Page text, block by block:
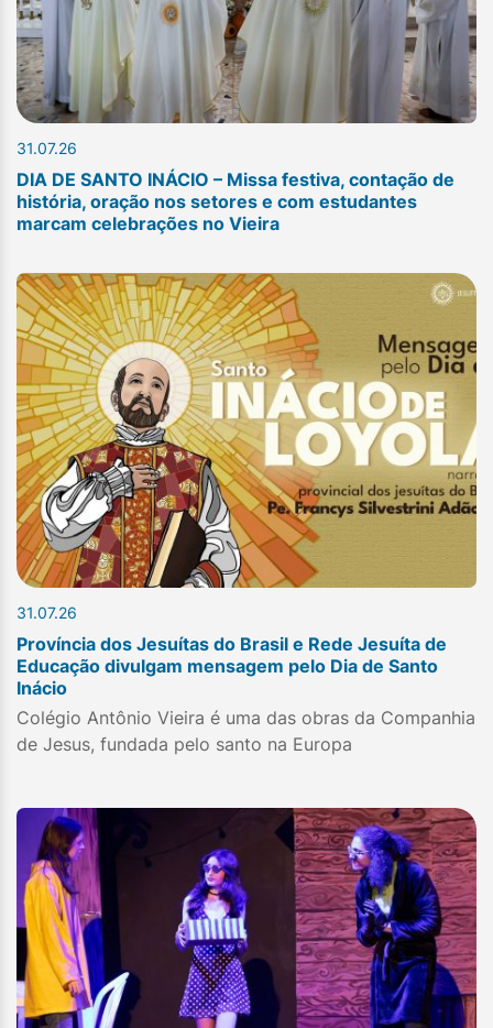
31.07.26
DIA DE SANTO INÁCIO – Missa festiva, contação de
história, oração nos setores e com estudantes
marcam celebrações no Vieira
31.07.26
Província dos Jesuítas do Brasil e Rede Jesuíta de
Educação divulgam mensagem pelo Dia de Santo
Inácio
Colégio Antônio Vieira é uma das obras da Companhia
de Jesus, fundada pelo santo na Europa